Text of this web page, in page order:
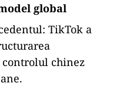
global
TikTok a
chinez